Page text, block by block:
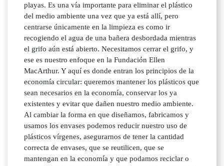
playas. Es una vía importante para eliminar el plástico
del medio ambiente una vez que ya está allí, pero
centrarse únicamente en la limpieza es como ir
recogiendo el agua de una bañera desbordada mientras
el grifo aún está abierto. Necesitamos cerrar el grifo, y
ese es nuestro enfoque en la Fundación Ellen
MacArthur. Y aquí es donde entran los principios de la
economía circular: queremos mantener los plásticos que
sean necesarios en la economía, conservar los ya
existentes y evitar que dañen nuestro medio ambiente.
Al cambiar la forma en que diseñamos, fabricamos y
usamos los envases podemos reducir nuestro uso de
plásticos vírgenes, asegurarnos de tener la cantidad
correcta de envases, que se reutilicen, que se
mantengan en la economía y que podamos reciclar o